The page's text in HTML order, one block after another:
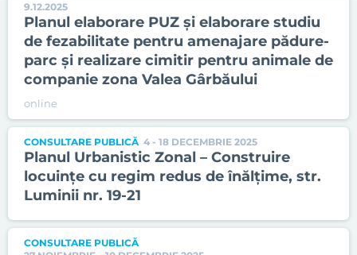
9.12.2025
Planul elaborare PUZ şi elaborare studiu
de fezabilitate pentru amenajare pădure-
parc şi realizare cimitir pentru animale de
companie zona Valea Gârbăului
online
CONSULTARE PUBLICĂ 4 - 18 DECEMBRIE 2025
Planul Urbanistic Zonal – Construire
locuințe cu regim redus de înălțime, str.
Luminii nr. 19-21
CONSULTARE PUBLICĂ